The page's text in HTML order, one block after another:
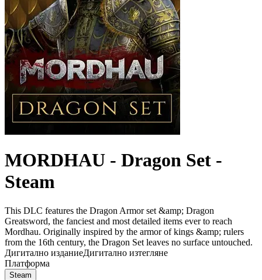
MORDHAU - Dragon Set -
Steam
This DLC features the Dragon Armor set &amp; Dragon
Greatsword, the fanciest and most detailed items ever to reach
Mordhau. Originally inspired by the armor of kings &amp; rulers
from the 16th century, the Dragon Set leaves no surface untouched.
Дигитално изданиеДигитално изтегляне
Платформа
Steam